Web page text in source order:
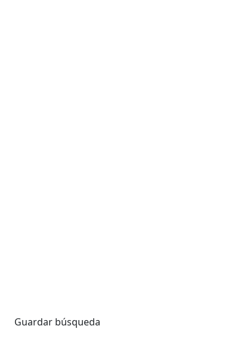
Guardar búsqueda